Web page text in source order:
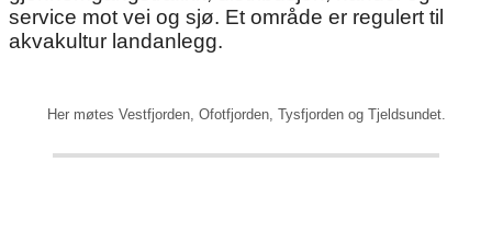
service mot vei og sjø. Et område er regulert til
akvakultur landanlegg.
Her møtes Vestfjorden, Ofotfjorden, Tysfjorden og Tjeldsundet.